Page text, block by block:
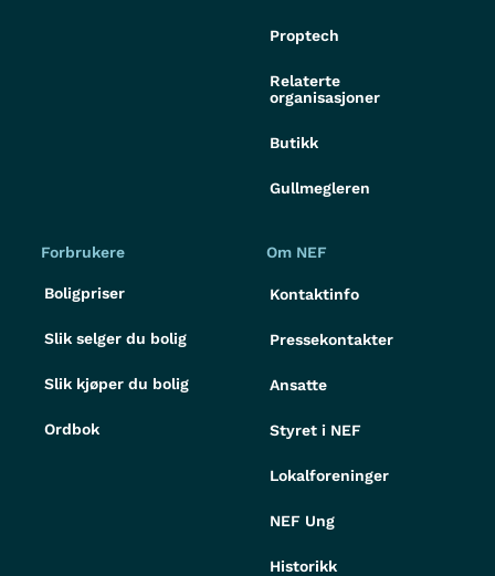
Proptech
Relaterte
organisasjoner
Butikk
Gullmegleren
Forbrukere
Boligpriser
Slik selger du bolig
Slik kjøper du bolig
Ordbok
Om NEF
Kontaktinfo
Pressekontakter
Ansatte
Styret i NEF
Lokalforeninger
NEF Ung
Historikk